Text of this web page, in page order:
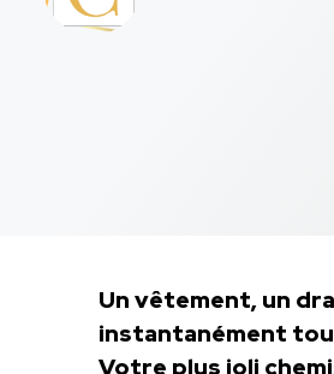
Un vêtement, un
instantanément
Votre plus joli